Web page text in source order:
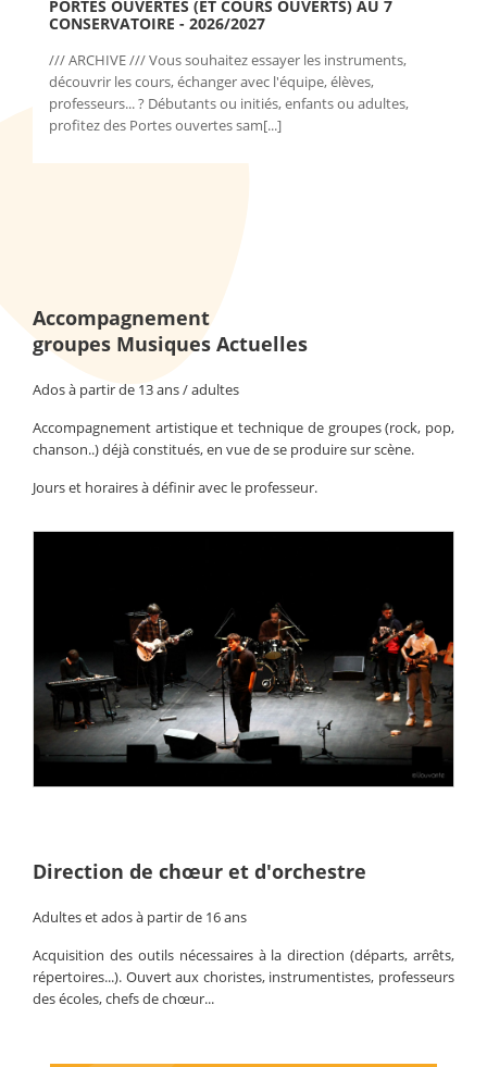
PORTES OUVERTES (ET COURS OUVERTS) AU 7
CONSERVATOIRE - 2026/2027
/// ARCHIVE /// Vous souhaitez essayer les instruments,
découvrir les cours, échanger avec l'équipe, élèves,
professeurs... ? Débutants ou initiés, enfants ou adultes,
profitez des Portes ouvertes sam[...]
Accompagnement
groupes Musiques Actuelles
Ados à partir de 13 ans / adultes
Accompagnement artistique et technique de groupes (rock, pop,
chanson..) déjà constitués, en vue de se produire sur scène.
Jours et horaires à définir avec le professeur.
Direction de chœur et d'orchestre
Adultes et ados à partir de 16 ans
Acquisition des outils nécessaires à la direction (départs, arrêts,
répertoires...). Ouvert aux choristes, instrumentistes, professeurs
des écoles, chefs de chœur...